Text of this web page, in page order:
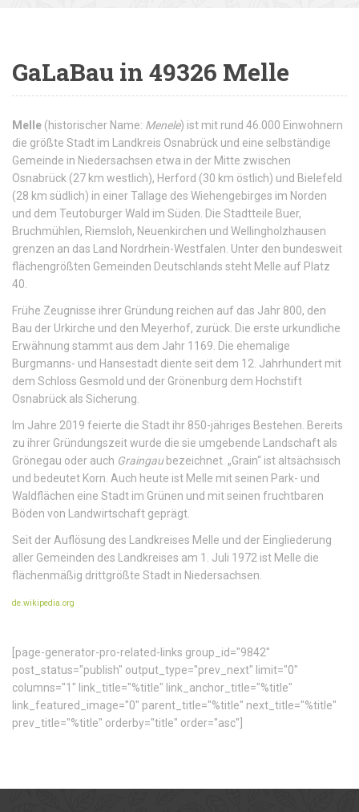
GaLaBau in 49326 Melle
Melle (historischer Name: Menele) ist mit rund 46.000 Einwohnern
die größte Stadt im Landkreis Osnabrück und eine selbständige
Gemeinde in Niedersachsen etwa in der Mitte zwischen
Osnabrück (27 km westlich), Herford (30 km östlich) und Bielefeld
(28 km südlich) in einer Tallage des Wiehengebirges im Norden
und dem Teutoburger Wald im Süden. Die Stadtteile Buer,
Bruchmühlen, Riemsloh, Neuenkirchen und Wellingholzhausen
grenzen an das Land Nordrhein-Westfalen. Unter den bundesweit
flächengrößten Gemeinden Deutschlands steht Melle auf Platz
40.
Frühe Zeugnisse ihrer Gründung reichen auf das Jahr 800, den
Bau der Urkirche und den Meyerhof, zurück. Die erste urkundliche
Erwähnung stammt aus dem Jahr 1169. Die ehemalige
Burgmanns- und Hansestadt diente seit dem 12. Jahrhundert mit
dem Schloss Gesmold und der Grönenburg dem Hochstift
Osnabrück als Sicherung.
Im Jahre 2019 feierte die Stadt ihr 850-jähriges Bestehen. Bereits
zu ihrer Gründungszeit wurde die sie umgebende Landschaft als
Grönegau oder auch Graingaubezeichnet. „Grain“ ist altsächsisch
und bedeutet Korn. Auch heute ist Melle mit seinen Park- und
Waldflächen eine Stadt im Grünen und mit seinen fruchtbaren
Böden von Landwirtschaft geprägt.
Seit der Auflösung des Landkreises Melle und der Eingliederung
aller Gemeinden des Landkreises am 1. Juli 1972 ist Melle die
flächenmäßig drittgrößte Stadt in Niedersachsen.
de.wikipedia.org
[page-generator-pro-related-links group_id="9842"
post_status="publish" output_type="prev_next" limit="0"
columns="1" link_title="%title" link_anchor_title="%title"
link_featured_image="0" parent_title="%title" next_title="%title"
prev_title="%title" orderby="title" order="asc"]